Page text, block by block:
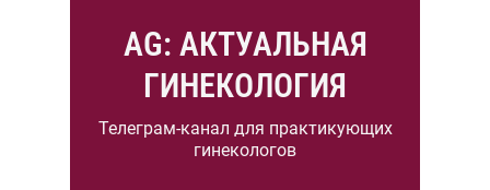
AG: АКТУАЛЬНАЯ
ГИНЕКОЛОГИЯ
Телеграм-канал для практикующих
гинекологов